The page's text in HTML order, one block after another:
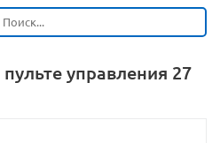
управления 27